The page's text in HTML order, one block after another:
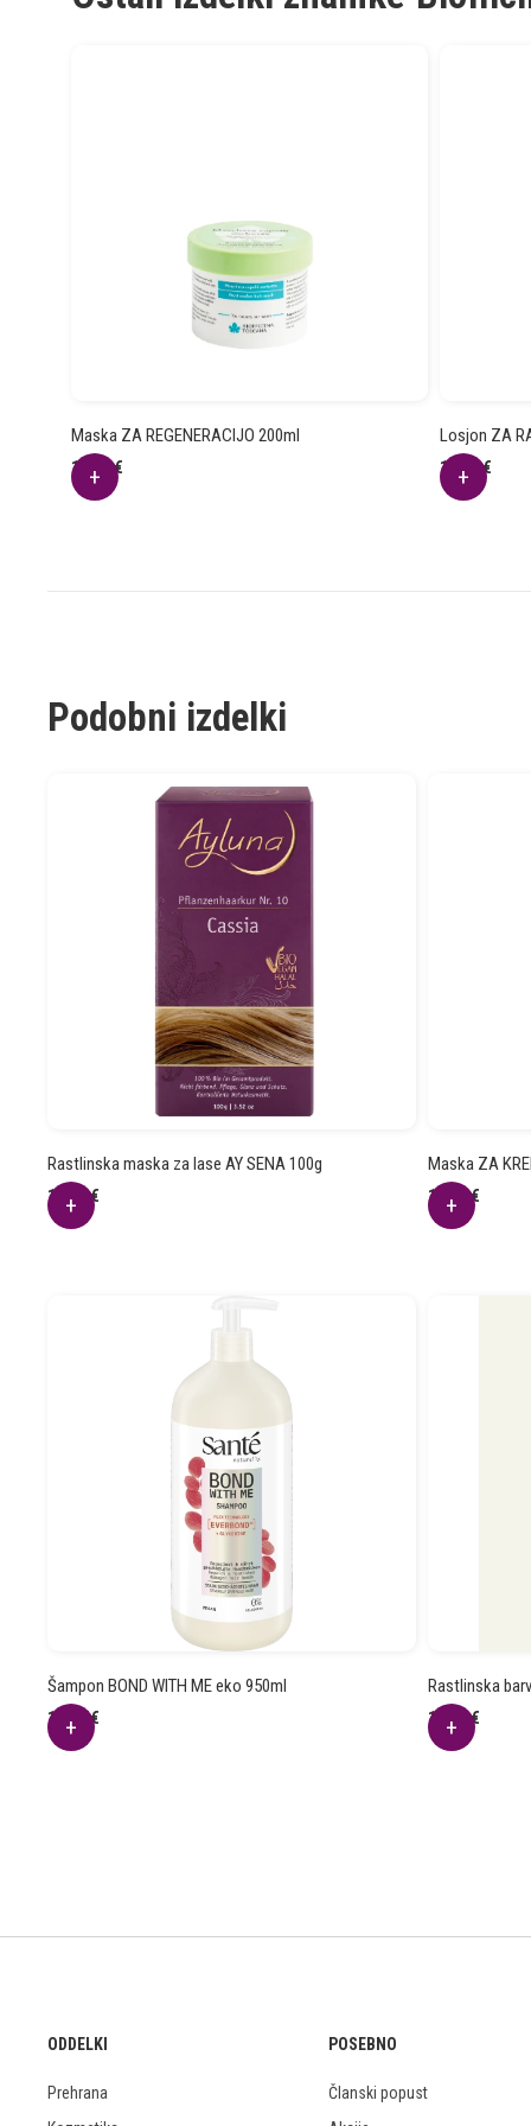
Maska ZA REGENERACIJO 200ml
16.59€
Losjon ZA
12.11€
Podobni izdelki
Rastlinska maska za lase AY SENA 100g
13.48€
Maska ZA
18.53€
Šampon BOND WITH ME eko 950ml
14.97€
Rastlinska
12.94€
ODDELKI
Prehrana
POSEBNO
Članski popust